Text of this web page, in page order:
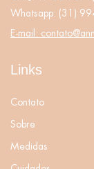
Whatsapp: (31)
E-mail:
Links
Contato
Sobre
Medidas